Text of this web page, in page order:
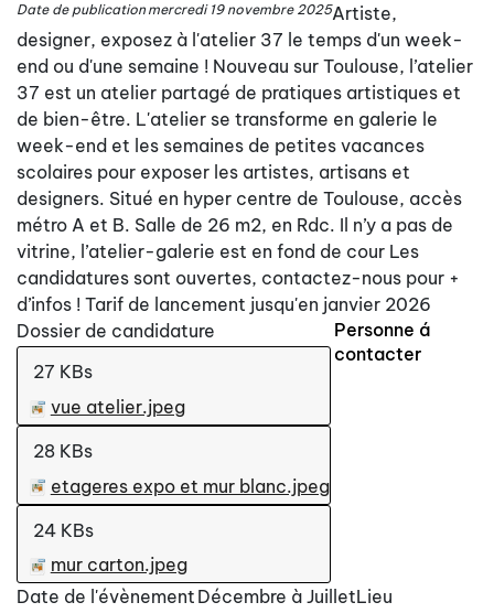
Date de publication mercredi 19 novembre 2025Artiste,
designer, exposez à l'atelier 37 le temps d'un week-
end ou d'une semaine ! Nouveau sur Toulouse, l’atelier
37 est un atelier partagé de pratiques artistiques et
de bien-être. L'atelier se transforme en galerie le
week-end et les semaines de petites vacances
scolaires pour exposer les artistes, artisans et
designers. Situé en hyper centre de Toulouse, accès
métro A et B. Salle de 26 m2, en Rdc. Il n’y a pas de
vitrine, l’atelier-galerie est en fond de cour Les
candidatures sont ouvertes, contactez-nous pour +
d’infos ! Tarif de lancement jusqu'en janvier 2026
Dossier de candidature
27 KBs
vue atelier.jpeg
28 KBs
etageres expo et mur blanc.jpeg
24 KBs
mur carton.jpeg
Date de l'évènement Décembre à JuilletLieu
Personne á
contacter